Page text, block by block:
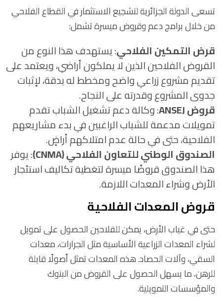
تسعى الدولة الجزائرية لتشجيع الاستثمار في القطاع الفلاحي
من خلال برامج دعم وقروض ميسرة تشمل:
قرض التمكين الفلاحي: يستهدف هذا النوع من
القروض الفلاحين الذين لا يملكون أراضي، ويعتمد على
تقديم مشروع زراعي واضح ومخطط له بدقة، لإثبات
جدوى المشروع وقدرته على النجاح.
قروض ANSEJ
: وكالة دعم تشغيل الشباب تقدم
تمويلات مدعمة للشباب الراغبين في بدء مشاريعهم
الفلاحية، حتى في حالة عدم امتلاكهم أراضٍ.
الصندوق الوطني للتعاون الفلاحي (CNMA)
: يوفر
هذا الصندوق قروضًا ميسرة لتغطية تكاليف استئجار
الأرض وشراء المعدات اللازمة.
قروض المعدات الفلاحية
حتى في غياب الأرض، يمكن للفلاحين الحصول على تمويل
لشراء المعدات الزراعية الأساسية مثل الجرارات، معدات
السقي، وآلات الحصاد. هذه المعدات تمثل أصولًا قابلة
للرهن، ما يسهل الحصول على القروض من البنوك
والمؤسسات التمويلية.